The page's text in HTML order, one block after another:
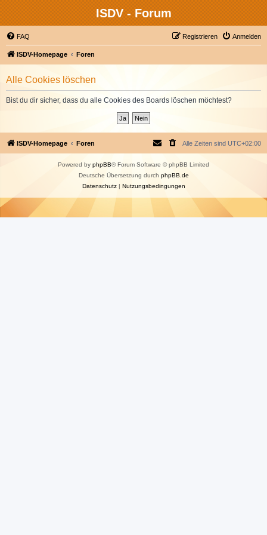
ISDV - Forum
FAQ Anmelden
Registrieren
ISDV-Homepage Foren
Alle Cookies löschen
Bist du dir sicher, dass du alle Cookies des Boards löschen möchtest?
ISDV-Homepage Foren Alle Zeiten sind UTC+02:00
Powered by phpBB® Forum Software © phpBB Limited
Deutsche Übersetzung durch phpBB.de
Datenschutz| Nutzungsbedingungen